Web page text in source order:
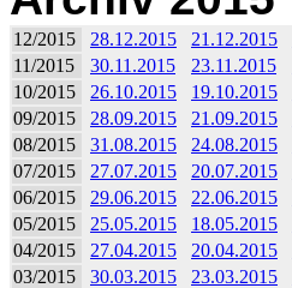
12/2015 28.12.2015 21.12.2015
11/2015
30.11.2015 23.11.2015
10/2015
26.10.2015 19.10.2015
09/2015
28.09.2015 21.09.2015
08/2015
31.08.2015 24.08.2015
07/2015
27.07.2015 20.07.2015
06/2015
29.06.2015 22.06.2015
05/2015
25.05.2015 18.05.2015
04/2015
27.04.2015 20.04.2015
03/2015
30.03.2015 23.03.2015